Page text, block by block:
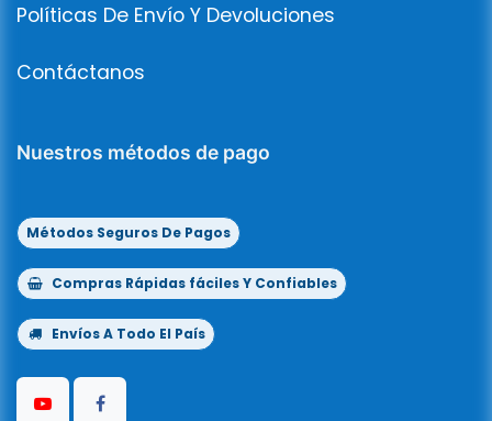
Políticas De Envío Y Devoluciones
Contáctanos
Nuestros métodos de pago
Métodos Seguros De Pagos
Compras Rápidas fáciles Y Confiables
Envíos A Todo El País